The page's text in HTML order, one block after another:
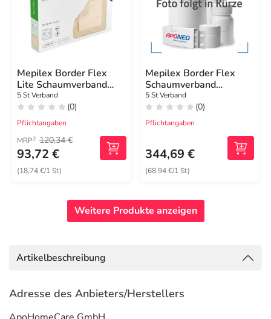
Mepilex Border Flex
Lite Schaumverband
10x10 cm
5 St Verband
(0)
Pflichtangaben
MRP2 120,34 €
93,72 €
(18,74 €/1 St)
Mepilex Border Flex
Schaumverband
haft.15x19 cm oval
5 St Verband
(0)
Pflichtangaben
344,69 €
(68,94 €/1 St)
Weitere Produkte anzeigen
Artikelbeschreibung
Adresse des Anbieters/Herstellers